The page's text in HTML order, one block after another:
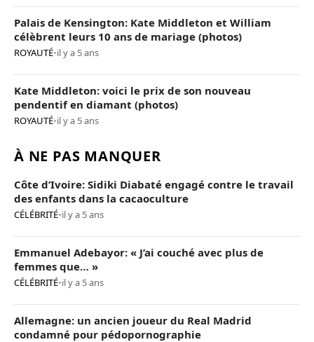
Palais de Kensington: Kate Middleton et William
célèbrent leurs 10 ans de mariage (photos)
ROYAUTÉ•il y a 5 ans
Kate Middleton: voici le prix de son nouveau
pendentif en diamant (photos)
ROYAUTÉ•il y a 5 ans
À NE PAS MANQUER
Côte d’Ivoire: Sidiki Diabaté engagé contre le travail
des enfants dans la cacaoculture
CÉLÉBRITÉ•il y a 5 ans
Emmanuel Adebayor: « J’ai couché avec plus de
femmes que… »
CÉLÉBRITÉ•il y a 5 ans
Allemagne: un ancien joueur du Real Madrid
condamné pour pédopornographie